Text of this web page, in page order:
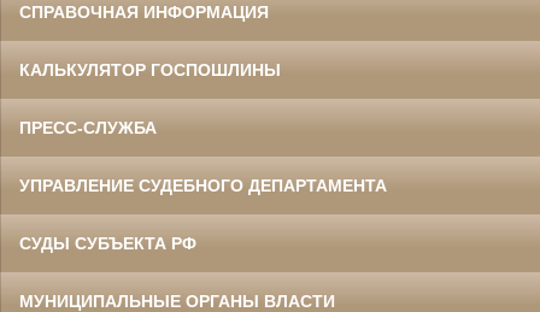
СПРАВОЧНАЯ ИНФОРМАЦИЯ
КАЛЬКУЛЯТОР ГОСПОШЛИНЫ
ПРЕСС-СЛУЖБА
УПРАВЛЕНИЕ СУДЕБНОГО ДЕПАРТАМЕНТА
СУДЫ СУБЪЕКТА РФ
МУНИЦИПАЛЬНЫЕ ОРГАНЫ ВЛАСТИ